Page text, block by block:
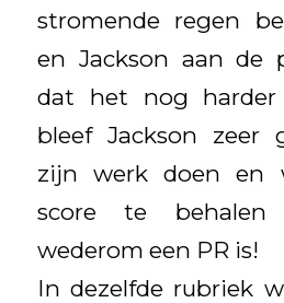
stromende regen
en Jackson aan de
dat het nog harder
bleef Jackson zeer
zijn werk doen en
score te behalen
wederom een PR is!
In dezelfde rubriek